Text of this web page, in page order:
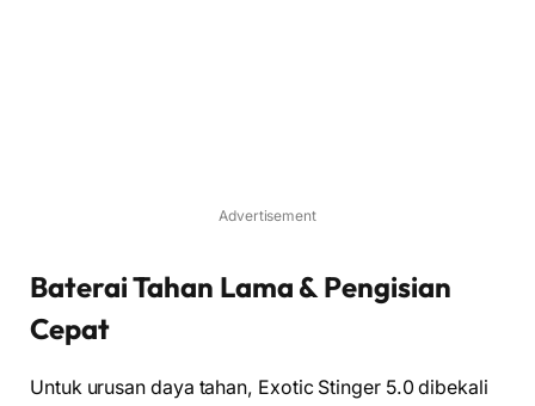
Advertisement
Baterai Tahan Lama & Pengisian
Cepat
Untuk urusan daya tahan, Exotic Stinger 5.0 dibekali